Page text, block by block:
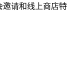
邀请和线上商店特